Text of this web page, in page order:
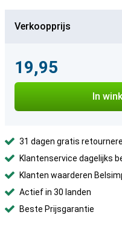
Verkoopprijs
19,95
In
31 dagen gratis
Klantenservice dagelijks
Klanten waarderen
Actief in 30 landen
Beste Prijsgarantie